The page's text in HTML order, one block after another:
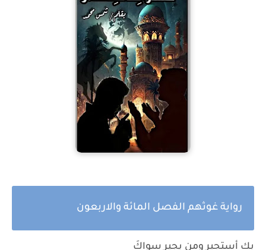
رواية غوثهم الفصل المائة والاربعون
بك أستجير ومن يجير سواكَ